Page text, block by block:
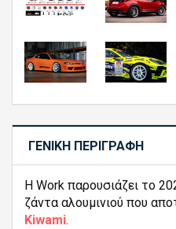
ΓΕΝΙΚΉ ΠΕΡΙΓΡΑΦΉ
Η Work παρουσιάζει το
ζάντα αλουμινιού που
Kiwami.